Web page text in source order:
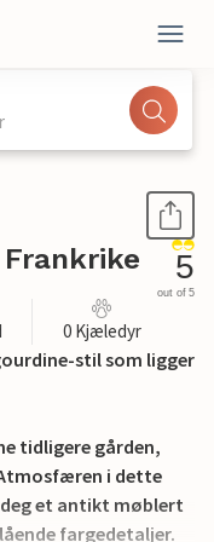
5
out of 5
0 Kjæledyr
stil som ligger
tidligere gården,
i dette
et antikt møblert
fargedetaljer.